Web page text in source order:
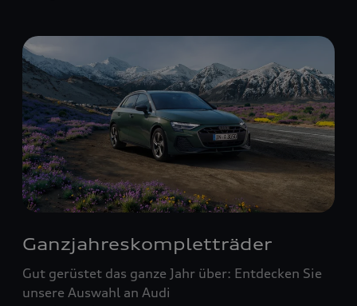
Ganzjahreskomplett­räder
Gut gerüstet das ganze Jahr über: Entdecken Sie
unsere Auswahl an Audi